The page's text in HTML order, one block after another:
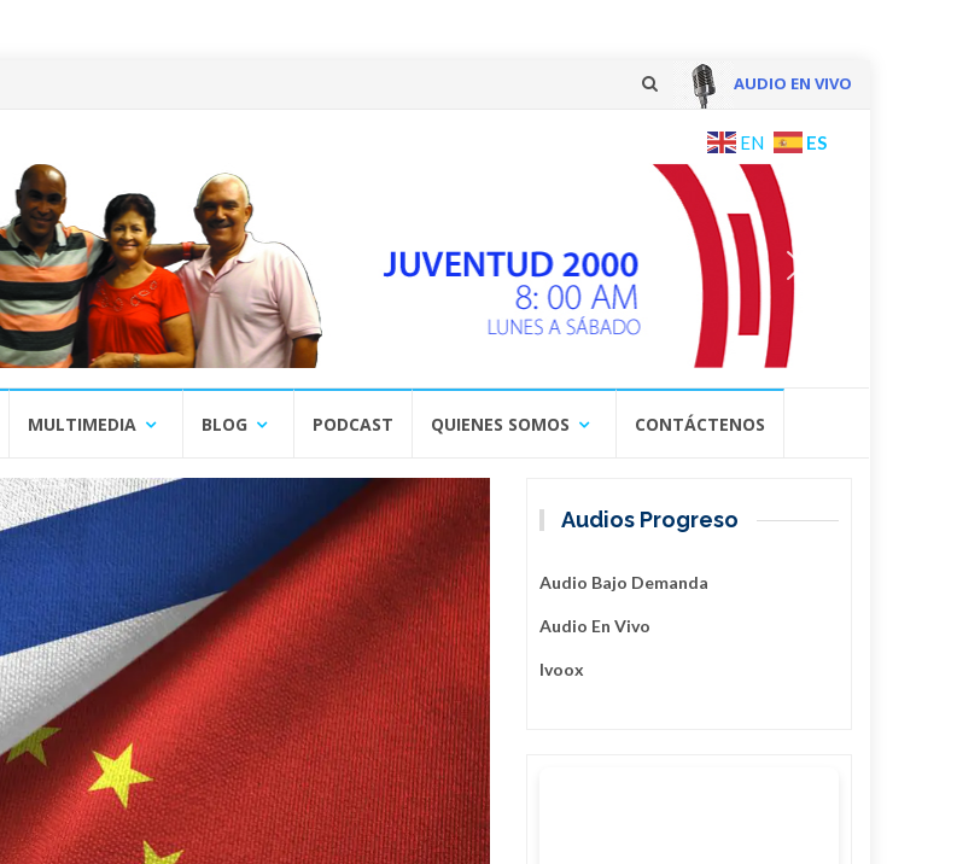
AUDIO EN VIVO
content
EN ES
MULTIMEDIA BLOG PODCAST QUIENES SOMOS CONTÁCTENOS
Audios Progreso
Audio Bajo Demanda
Audio En Vivo
Ivoox